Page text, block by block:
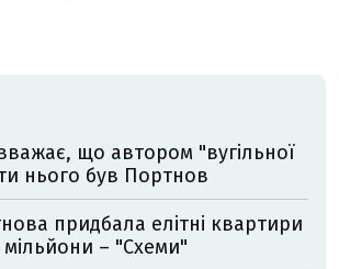
що автором "вугільної
нього був Портнов
придбала елітні квартири
мільйони – "Схеми"